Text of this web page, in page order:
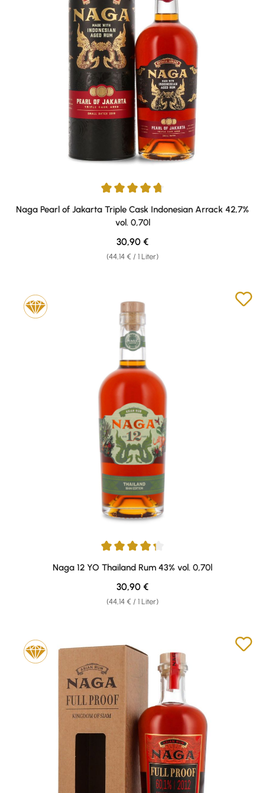
Durchschnittliche Bewertung von 4.71 von 5 Sternen
Naga Pearl of Jakarta Triple Cask Indonesian Arrack 42,7%
vol. 0,70l
(44,14 € / 1 Liter)
Regulärer Preis:
30,90 €
Durchschnittliche Bewertung von 4.25 von 5 Sternen
Naga 12 YO Thailand Rum 43% vol. 0,70l
(44,14 € / 1 Liter)
Regulärer Preis:
30,90 €